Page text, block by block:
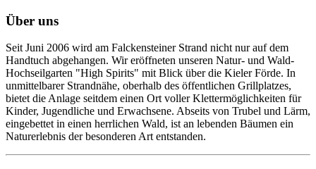
Über uns
Seit Juni 2006 wird am Falckensteiner Strand nicht nur auf dem
Handtuch abgehangen. Wir eröffneten unseren Natur- und Wald-
Hochseilgarten "High Spirits" mit Blick über die Kieler Förde. In
unmittelbarer Strandnähe, oberhalb des öffentlichen Grillplatzes,
bietet die Anlage seitdem einen Ort voller Klettermöglichkeiten für
Kinder, Jugendliche und Erwachsene. Abseits von Trubel und Lärm,
eingebettet in einen herrlichen Wald, ist an lebenden Bäumen ein
Naturerlebnis der besonderen Art entstanden.